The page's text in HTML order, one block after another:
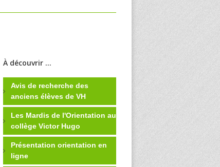
À découvrir ...
Avis de recherche des
anciens élèves de VH
Les Mardis de l'Orientation au
collège Victor Hugo
Présentation orientation en
ligne